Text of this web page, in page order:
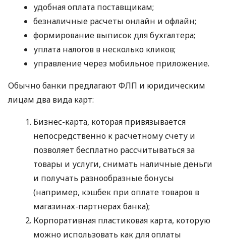
удобная оплата поставщикам;
безналичные расчеты онлайн и офлайн;
формирование выписок для бухгалтера;
уплата налогов в несколько кликов;
управление через мобильное приложение.
Обычно банки предлагают ФЛП и юридическим
лицам два вида карт:
Бизнес-карта, которая привязывается
непосредственно к расчетному счету и
позволяет бесплатно рассчитываться за
товары и услуги, снимать наличные деньги
и получать разнообразные бонусы
(например, кэшбек при оплате товаров в
магазинах-партнерах банка);
Корпоративная пластиковая карта, которую
можно использовать как для оплаты